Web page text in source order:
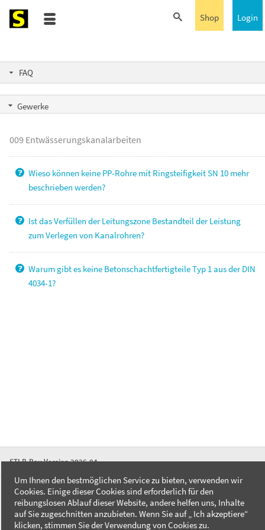
Login
Shop
FAQ
Gewerke
009 Entwässerungskanalarbeiten
Wieso können keine PP-Rohre mit Ringsteifigkeit SN 10 mehr
beschrieben werden?
Ist das Verfüllen der Leitungszone Bestandteil der Leistung
zum Verlegen von Kanalrohren?
Warum gibt es keine Betonschachtfertigteile Typ 1 aus der DIN
4034-1?
STLB-Bau Version 2026-04
FAQ
Kontakt
Datenschutzerklärung
Um Ihnen den bestmöglichen Service zu bieten, verwenden wir
Cookies. Einige dieser Cookies sind erforderlich für den
reibungslosen Ablauf dieser Website, andere helfen uns, Inhalte
auf Sie zugeschnitten anzubieten. Wenn Sie auf „ Ich akzeptiere“
klicken, stimmen Sie der Verwendung von Cookies zu.